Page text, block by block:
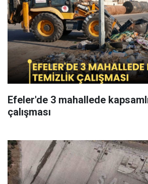
Efeler'de 3 mahallede
çalışması